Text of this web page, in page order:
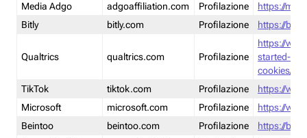
Media Adgo
adgoaffiliation.com Profilazione
https://
Bitly
bitly.com Profilazione https://
Qualtrics qualtrics.com Profilazione
https://
started-
cookies/
TikTok
tiktok.com Profilazione
https://
Microsoft
microsoft.com Profilazione
https://
Beintoo
beintoo.com Profilazione
https://